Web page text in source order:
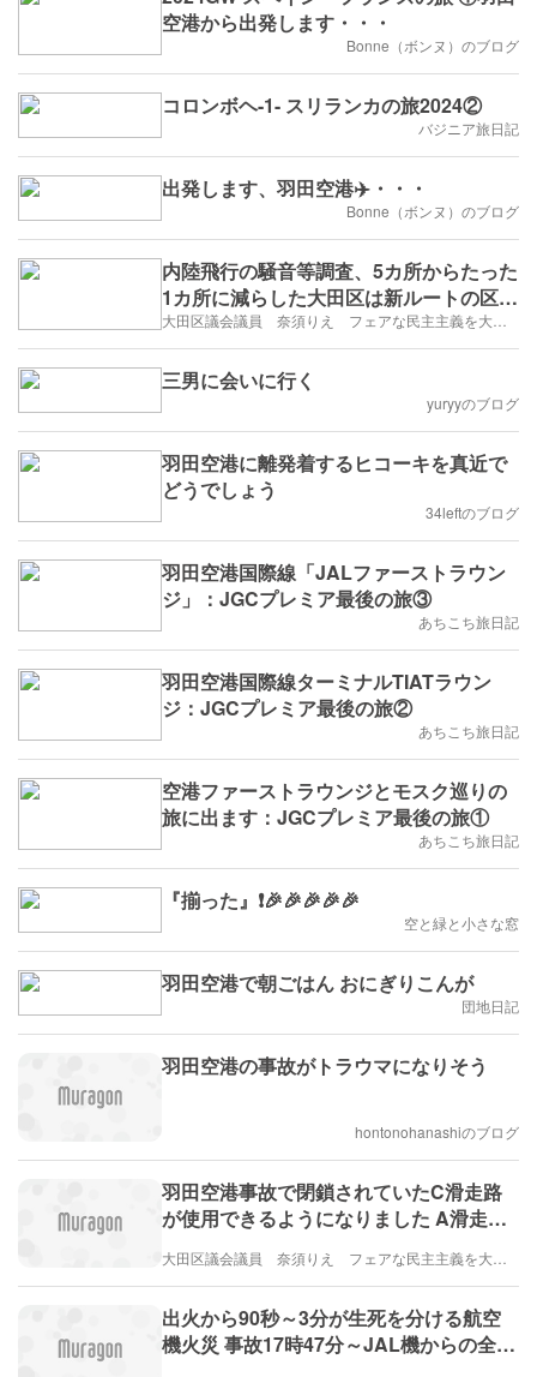
空港から出発します・・・
Bonne（ボンヌ）のブログ
コロンボヘ-1- スリランカの旅2024②
バジニア旅日記
出発します、羽田空港✈️・・・
Bonne（ボンヌ）のブログ
内陸飛行の騒音等調査、5カ所からたった
1カ所に減らした大田区は新ルートの区民
への影響を隠そうとしていないか
三男に会いに行く
yuryyのブログ
羽田空港に離発着するヒコーキを真近で
どうでしょう
34leftのブログ
羽田空港国際線「JALファーストラウン
ジ」：JGCプレミア最後の旅③
あちこち旅日記
羽田空港国際線ターミナルTIATラウン
ジ：JGCプレミア最後の旅②
あちこち旅日記
空港ファーストラウンジとモスク巡りの
旅に出ます：JGCプレミア最後の旅①
あちこち旅日記
『揃った』❗🎉🎉🎉🎉🎉
空と緑と小さな窓
羽田空港で朝ごはん おにぎりこんが
団地日記
羽田空港の事故がトラウマになりそう
hontonohanashiのブログ
羽田空港事故で閉鎖されていたC滑走路
が使用できるようになりました A滑走路
大田区議会議員 奈須りえ フェアな民主主義を大田区から
出火から90秒～3分が生死を分ける航空
機火災 事故17時47分～JAL機からの全員